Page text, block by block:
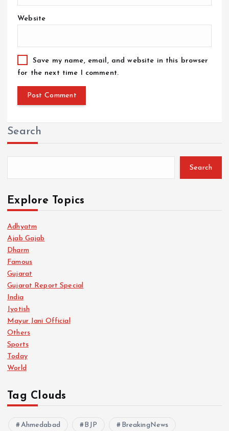
Website
Save my name, email, and website in this browser
for the next time I comment.
Search
Search
Explore Topics
Adhyatm
Ajab Gajab
Dharm
Famous
Gujarat
Gujarat Report Special
India
Jyotish
Mayur Jani Official
Others
Sports
Today
World
Tag Clouds
Ahmedabad BJP BreakingNews